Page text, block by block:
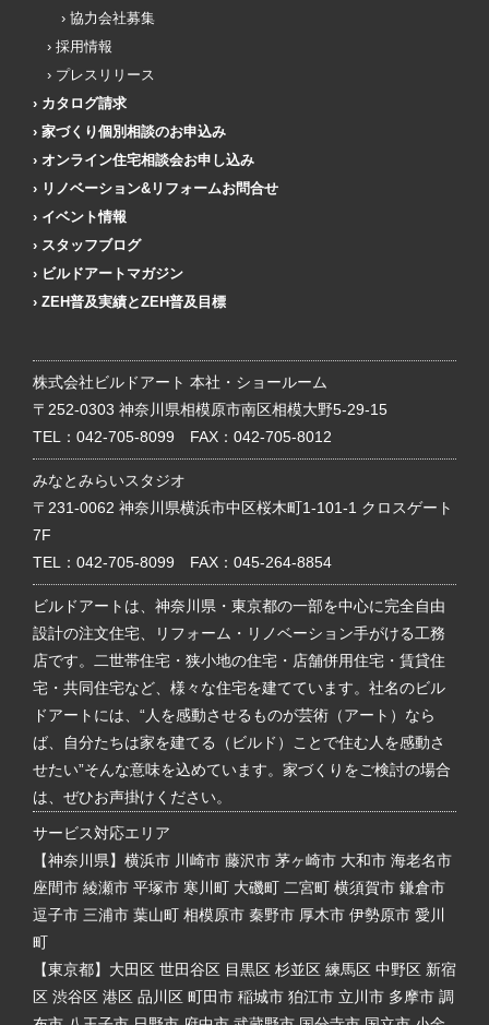
協力会社募集
採用情報
プレスリリース
カタログ請求
家づくり個別相談のお申込み
オンライン住宅相談会お申し込み
リノベーション&リフォームお問合せ
イベント情報
スタッフブログ
ビルドアートマガジン
ZEH普及実績とZEH普及目標
株式会社ビルドアート 本社・ショールーム
〒252-0303 神奈川県相模原市南区相模大野5-29-15
TEL： 042-705-8099 FAX：042-705-8012
みなとみらいスタジオ
〒231-0062 神奈川県横浜市中区桜木町1-101-1 クロスゲート
7F
TEL： 042-705-8099 FAX：045-264-8854
ビルドアートは、神奈川県・東京都の一部を中心に完全自由
設計の注文住宅、リフォーム・リノベーション手がける工務
店です。二世帯住宅・狭小地の住宅・店舗併用住宅・賃貸住
宅・共同住宅など、様々な住宅を建てています。社名のビル
ドアートには、“人を感動させるものが芸術（アート）なら
ば、自分たちは家を建てる（ビルド）ことで住む人を感動さ
せたい”そんな意味を込めています。家づくりをご検討の場合
は、ぜひお声掛けください。
サービス対応エリア
【神奈川県】横浜市 川崎市 藤沢市 茅ヶ崎市 大和市 海老名市
座間市 綾瀬市 平塚市 寒川町 大磯町 二宮町 横須賀市 鎌倉市
逗子市 三浦市 葉山町 相模原市 秦野市 厚木市 伊勢原市 愛川
町
【東京都】大田区 世田谷区 目黒区 杉並区 練馬区 中野区 新宿
区 渋谷区 港区 品川区 町田市 稲城市 狛江市 立川市 多摩市 調